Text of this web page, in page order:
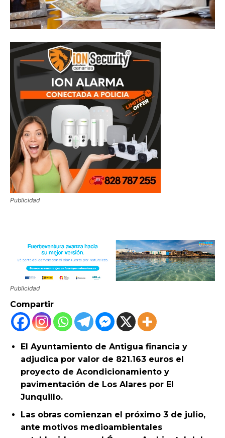
Publicidad
Publicidad
Compartir
El Ayuntamiento de Antigua financia y
adjudica por valor de 821.163 euros el
proyecto de Acondicionamiento y
pavimentación de Los Alares por El
Junquillo.
Las obras comienzan el próximo 3 de julio,
ante motivos medioambientales